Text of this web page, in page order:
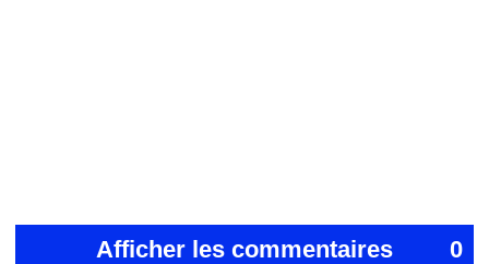
Afficher les commentaires 0